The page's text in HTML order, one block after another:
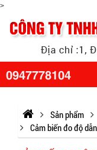
>
0947778104
Sản phẩm
Cảm biến đo độ